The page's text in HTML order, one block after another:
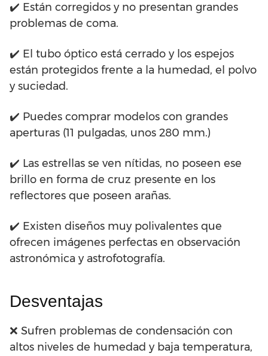
✔️ Están corregidos y no presentan grandes
problemas de coma.
✔️ El tubo óptico está cerrado y los espejos
están protegidos frente a la humedad, el polvo
y suciedad.
✔️ Puedes comprar modelos con grandes
aperturas (11 pulgadas, unos 280 mm.)
✔️ Las estrellas se ven nítidas, no poseen ese
brillo en forma de cruz presente en los
reflectores que poseen arañas.
✔️ Existen diseños muy polivalentes que
ofrecen imágenes perfectas en observación
astronómica y astrofotografía.
Desventajas
❌ Sufren problemas de condensación con
altos niveles de humedad y baja temperatura,